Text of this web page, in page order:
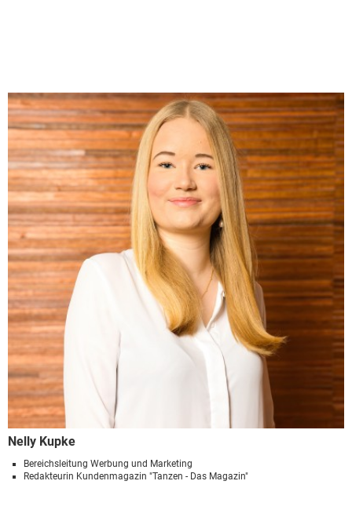
Nelly Kupke
Bereichsleitung Werbung und Marketing
Redakteurin Kundenmagazin "Tanzen - Das Magazin"